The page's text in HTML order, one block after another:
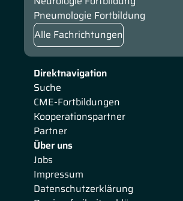
Direktnavigation
Suche
CME-Fortbildungen
Kooperationspartner
Partner
Über uns
Jobs
Impressum
Datenschutzerklärung
Pneumologie Fortbildung
Alle Fachrichtungen